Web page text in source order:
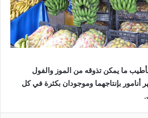
ما يمكن تذوقه من الموز والفول
أنامور بإنتاجهما وموجودان بكثرة في كل